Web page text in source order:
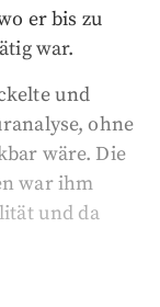
er bis zu
war.
und
ohne
wäre. Die
war ihm
und da